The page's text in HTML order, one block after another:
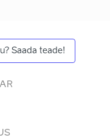
Saada teade!